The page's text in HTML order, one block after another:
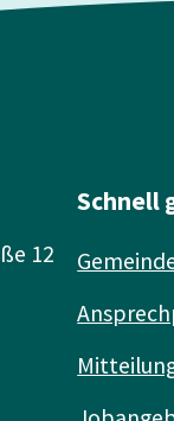
12
Schnell